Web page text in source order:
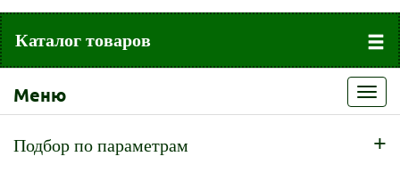
Каталог товаров
Меню
Подбор по параметрам +